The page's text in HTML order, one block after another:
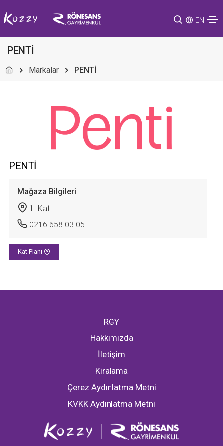
EN
PENTİ
Markalar PENTİ
PENTİ
Mağaza Bilgileri
1. Kat
0216 658 03 05
Kat Planı
RGY
Hakkımızda
İletişim
Kiralama
Çerez Aydınlatma Metni
KVKK Aydınlatma Metni